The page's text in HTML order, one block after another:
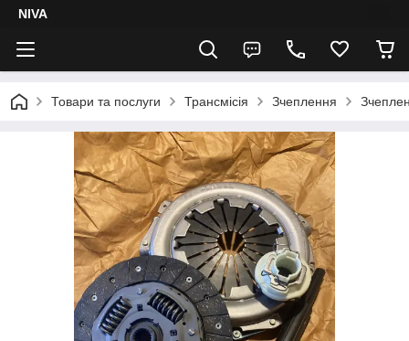
NIVA
Товари та послуги Трансмісія Зчеплення